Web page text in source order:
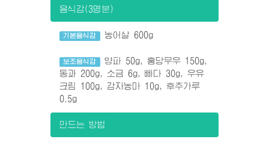
음식감(3명분)
기본음식감 농어살 600g
보조음식감
양파 50g, 홍당무우 150g,
동과 200g, 소금 6g, 빠다 30g, 우유
크림 100g, 감자농마 10g, 후추가루
0.5g
만드는 방법